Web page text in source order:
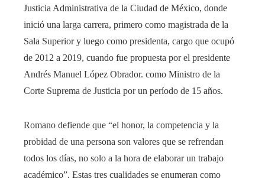
Justicia Administrativa de la Ciudad de México, donde
inició una larga carrera, primero como magistrada de la
Sala Superior y luego como presidenta, cargo que ocupó
de 2012 a 2019, cuando fue propuesta por el presidente
Andrés Manuel López Obrador. como Ministro de la
Corte Suprema de Justicia por un período de 15 años.
Romano defiende que “el honor, la competencia y la
probidad de una persona son valores que se refrendan
todos los días, no solo a la hora de elaborar un trabajo
académico”. Estas tres cualidades se enumeran como